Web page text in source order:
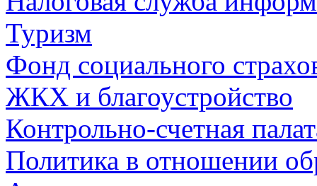
Туризм
Фонд социального
ЖКХ и благоустройство
Контрольно-счетная
Политика в отношении